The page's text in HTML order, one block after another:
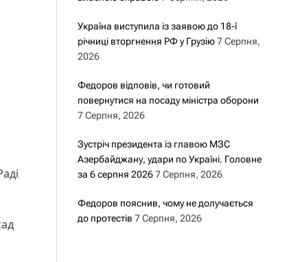
Україна виступила із заявою до 18-ї
річниці вторгнення РФ у Грузію 7 Серпня,
2026
Федоров відповів, чи готовий
повернутися на посаду міністра оборони
7 Серпня, 2026
Зустріч президента із главою МЗС
Азербайджану, удари по Україні. Головне
за 6 серпня 2026 7 Серпня, 2026
Федоров пояснив, чому не долучається
до протестів 7 Серпня, 2026